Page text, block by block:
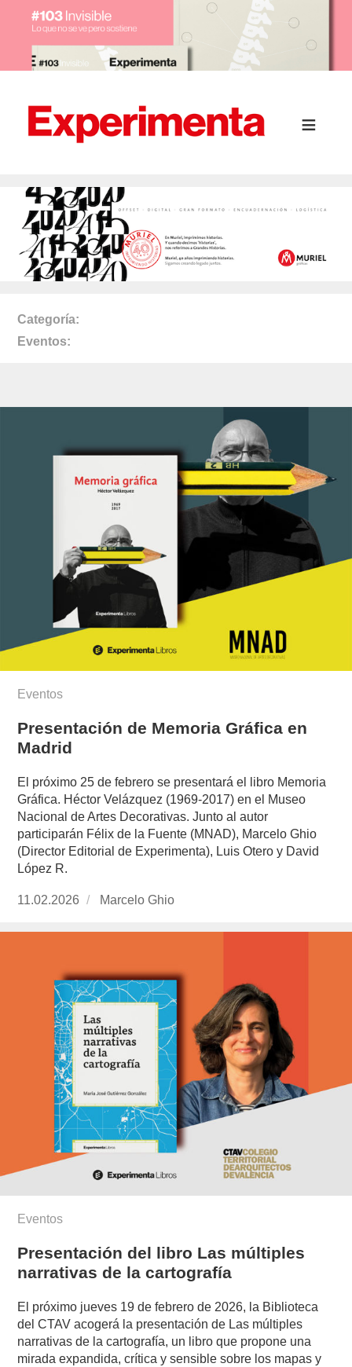
Categoría
Eventos
Eventos
Presentación de Memoria Gráfica en
Madrid
El próximo 25 de febrero se presentará el libro Memoria
Gráfica. Héctor Velázquez (1969-2017) en el Museo
Nacional de Artes Decorativas. Junto al autor
participarán Félix de la Fuente (MNAD), Marcelo Ghio
(Director Editorial de Experimenta), Luis Otero y David
López R.
Publicado
11.02.2026
https://www.experimenta.es/author/marcelo-
Marcelo Ghio
Eventos
Presentación del libro Las múltiples
narrativas de la cartografía
El próximo jueves 19 de febrero de 2026, la Biblioteca
del CTAV acogerá la presentación de Las múltiples
narrativas de la cartografía, un libro que propone una
mirada expandida, crítica y sensible sobre los mapas y